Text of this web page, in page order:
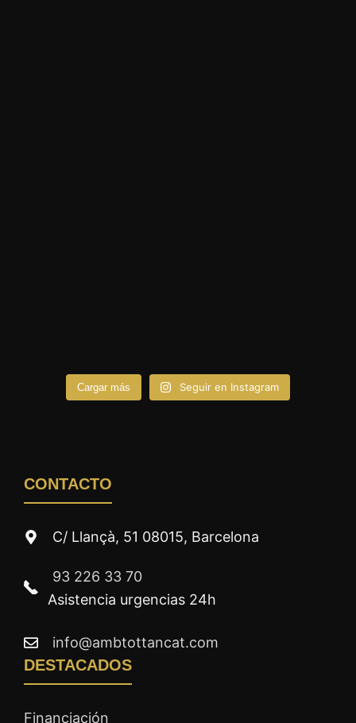
Cargar más Seguir en Instagram
CONTACTO
C/ Llançà, 51 08015, Barcelona
93 226 33 70
Asistencia urgencias 24h
info@ambtottancat.com
DESTACADOS
Financiación